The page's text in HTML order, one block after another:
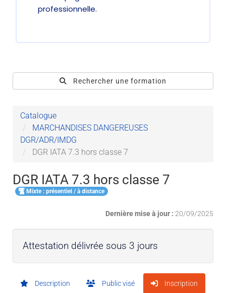
professionnelle.
Rechercher une formation
Catalogue
MARCHANDISES DANGEREUSES
DGR/ADR/IMDG
DGR IATA 7.3 hors classe 7
DGR IATA 7.3 hors classe 7
Mixte : présentiel / à distance
Dernière mise à jour : 20/09/2025
Attestation délivrée sous 3 jours
Description Public visé Inscription